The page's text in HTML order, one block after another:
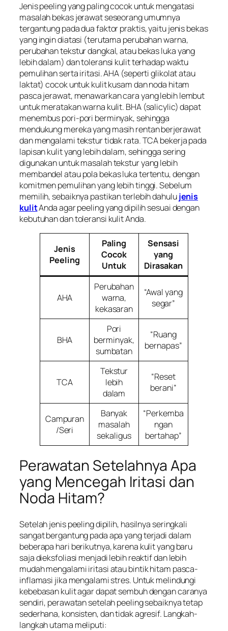
Jenis peeling yang paling cocok untuk mengatasi
masalah bekas jerawat seseorang umumnya
tergantung pada dua faktor praktis, yaitu jenis bekas
yang ingin diatasi (terutama perubahan warna,
perubahan tekstur dangkal, atau bekas luka yang
lebih dalam) dan toleransi kulit terhadap waktu
pemulihan serta iritasi. AHA (seperti glikolat atau
laktat) cocok untuk kulit kusam dan noda hitam
pasca jerawat, menawarkan cara yang lebih lembut
untuk meratakan warna kulit. BHA (salicylic) dapat
menembus pori-pori berminyak, sehingga
mendukung mereka yang masih rentan berjerawat
dan mengalami tekstur tidak rata. TCA bekerja pada
lapisan kulit yang lebih dalam, sehingga sering
digunakan untuk masalah tekstur yang lebih
membandel atau pola bekas luka tertentu, dengan
komitmen pemulihan yang lebih tinggi. Sebelum
memilih, sebaiknya pastikan terlebih dahulujenis
kulitAnda agar peeling yang dipilih sesuai dengan
kebutuhan dan toleransi kulit Anda.
Jenis
Peeling
Paling
Cocok
Untuk
Sensasi
yang
Dirasakan
AHA
Perubahan
warna,
kekasaran
“Awal yang
segar”
BHA
Pori
berminyak,
sumbatan
“Ruang
bernapas”
TCA
Tekstur
lebih
dalam
“Reset
berani”
Campuran
/Seri
Banyak
masalah
sekaligus
“Perkemba
ngan
bertahap”
Perawatan Setelahnya Apa
yang Mencegah Iritasi dan
Noda Hitam?
Setelah jenis peeling dipilih, hasilnya seringkali
sangat bergantung pada apa yang terjadi dalam
beberapa hari berikutnya, karena kulit yang baru
saja dieksfoliasi menjadi lebih reaktif dan lebih
mudah mengalami iritasi atau bintik hitam pasca-
inflamasi jika mengalami stres. Untuk melindungi
kebebasan kulit agar dapat sembuh dengan caranya
sendiri, perawatan setelah peeling sebaiknya tetap
sederhana, konsisten, dan tidak agresif. Langkah-
langkah utama meliputi: